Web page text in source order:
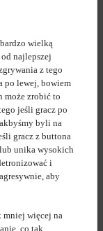
wielką
najlepszej
z tego
po lewej, bowiem
może zrobić to
jeśli gracz po
byli na
gracz z buttona
unika wysokich
i
aby
mniej więcej na
co tak